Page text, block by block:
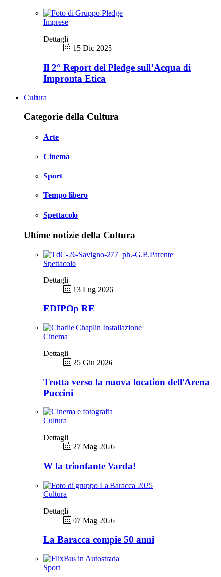
Imprese
Dettagli
15 Dic 2025
Il 2° Report del Pledge sull’Acqua di
Impronta Etica
Cultura
Categorie della Cultura
Arte
Cinema
Sport
Tempo libero
Spettacolo
Ultime notizie della Cultura
Spettacolo
Dettagli
13 Lug 2026
EDIPOp RE
Cinema
Dettagli
25 Giu 2026
Trotta verso la nuova location dell'Arena
Puccini
Cultura
Dettagli
27 Mag 2026
W la trionfante Varda!
Cultura
Dettagli
07 Mag 2026
La Baracca compie 50 anni
Sport